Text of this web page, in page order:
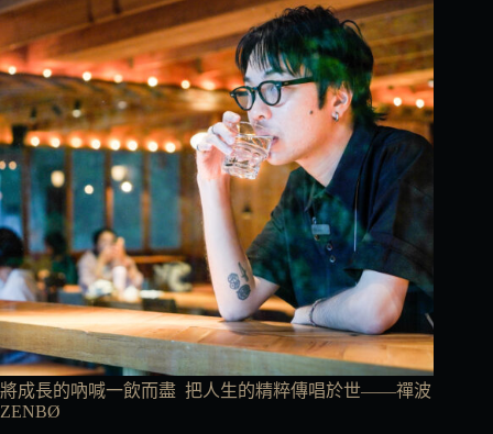
將成長的吶喊一飲而盡 把人生的精粹傳唱於世——禪波
ZENBØ